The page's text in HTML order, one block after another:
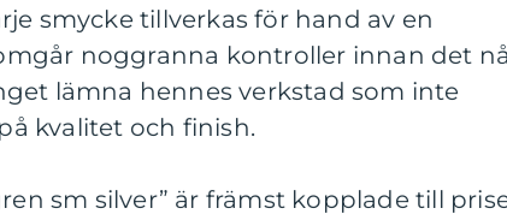
smycke tillverkas för hand av en
noggranna kontroller innan det
lämna hennes verkstad som inte
kvalitet och finish.
sm silver” är främst kopplade till